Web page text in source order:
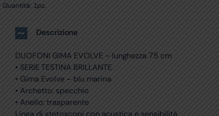
Quantità: 1pz.
Descrizione
DUOFONI GIMA EVOLVE – lunghezza 75 cm
• SERIE TESTINA BRILLANTE
• Gima Evolve – blu marina
• Archetto: specchio
• Anello: trasparente
Linea di stetoscopi con acustica e sensibilità